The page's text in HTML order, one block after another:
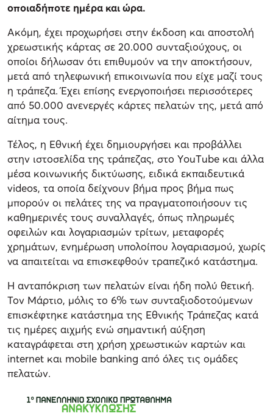
οποιαδήποτε ημέρα και ώρα.
Ακόμη, έχει προχωρήσει στην έκδοση και αποστολή
χρεωστικής κάρτας σε 20.000 συνταξιούχους, οι
οποίοι δήλωσαν ότι επιθυμούν να την αποκτήσουν,
μετά από τηλεφωνική επικοινωνία που είχε μαζί τους
η τράπεζα. Έχει επίσης ενεργοποιήσει περισσότερες
από 50.000 ανενεργές κάρτες πελατών της, μετά από
αίτημα τους.
Τέλος, η Εθνική έχει δημιουργήσει και προβάλλει
στην ιστοσελίδα της τράπεζας, στο ΥouΤube και άλλα
μέσα κοινωνικής δικτύωσης, ειδικά εκπαιδευτικά
videos, τα οποία δείχνουν βήμα προς βήμα πως
μπορούν οι πελάτες της να πραγματοποιήσουν τις
καθημερινές τους συναλλαγές, όπως πληρωμές
οφειλών και λογαριασμών τρίτων, μεταφορές
χρημάτων, ενημέρωση υπολοίπου λογαριασμού, χωρίς
να απαιτείται να επισκεφθούν τραπεζικό κατάστημα.
Η ανταπόκριση των πελατών είναι ήδη πολύ θετική.
Τον Μάρτιο, μόλις το 6% των συνταξιοδοτούμενων
επισκέφτηκε κατάστημα της Εθνικής Τράπεζας κατά
τις ημέρες αιχμής ενώ σημαντική αύξηση
καταγράφεται στη χρήση χρεωστικών καρτών και
internet και mobile banking από όλες τις ομάδες
πελατών.